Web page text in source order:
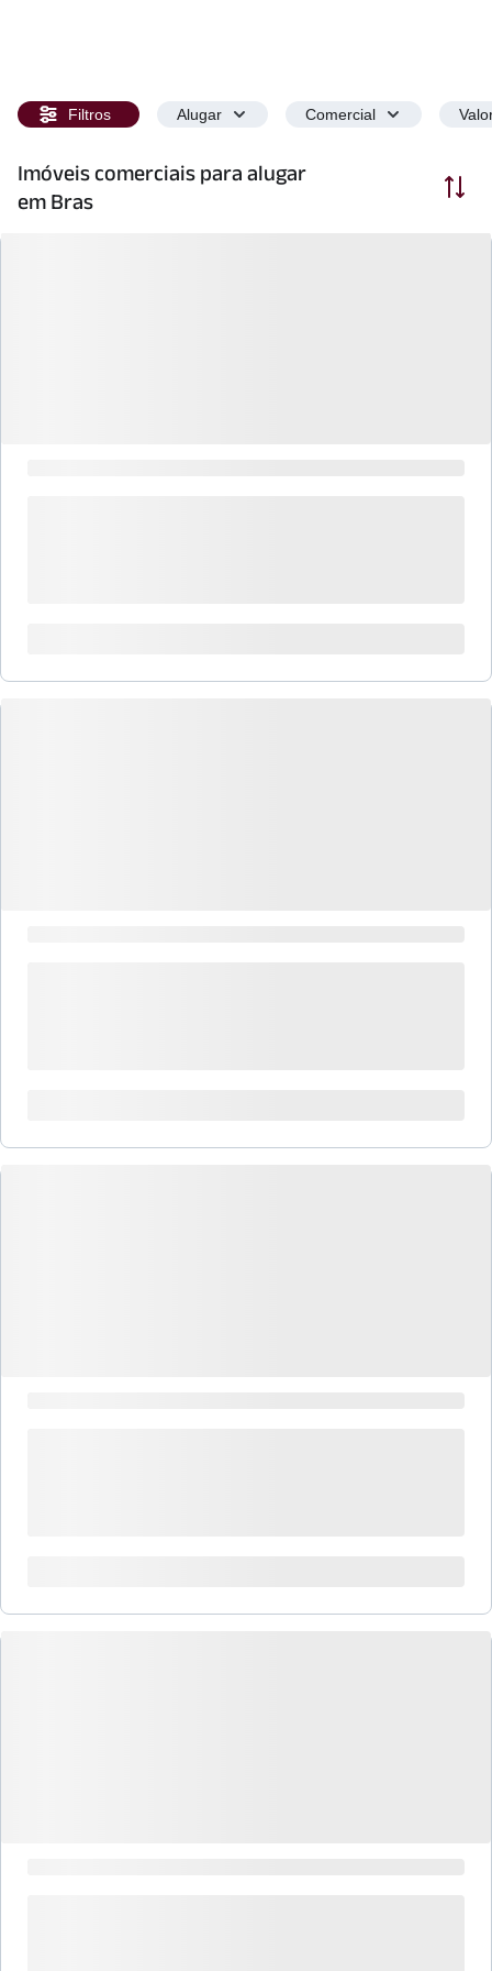
Filtros Alugar Comercial
Imóveis comerciais para alugar
em Bras
Ordenar